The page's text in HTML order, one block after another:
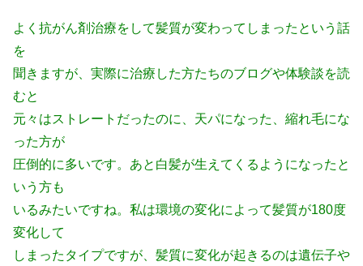
よく抗がん剤治療をして髪質が変わってしまったという話
を
聞きますが、実際に治療した方たちのブログや体験談を読
むと
元々はストレートだったのに、天パになった、縮れ毛にな
った方が
圧倒的に多いです。あと白髪が生えてくるようになったと
いう方も
いるみたいですね。私は環境の変化によって髪質が180度
変化して
しまったタイプですが、髪質に変化が起きるのは遺伝子や